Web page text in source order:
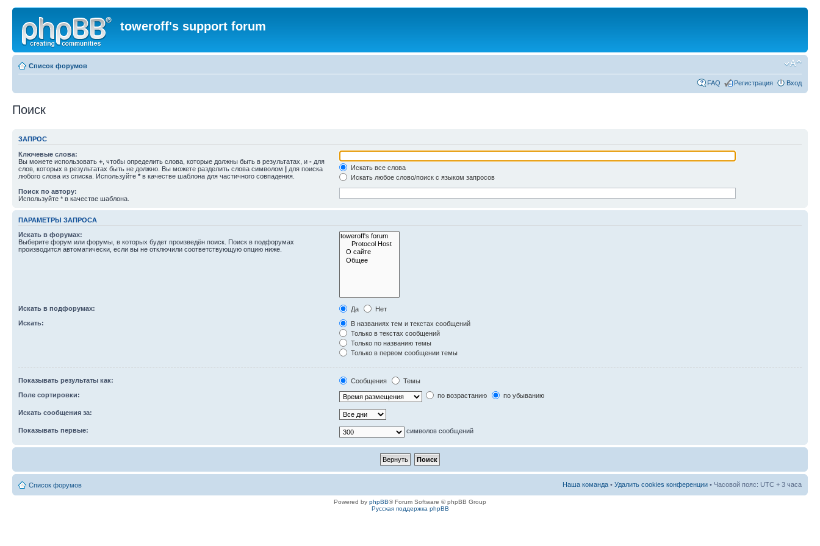
toweroff's support forum
Список форумов
FAQ Регистрация Вход
Поиск
ЗАПРОС
Ключевые слова:
Вы можете использовать + , чтобы определить слова, которые должны быть в результатах, и - для
слов, которых в результатах быть не должно. Вы можете разделить слова символом | для поиска
любого слова из списка. Используйте * в качестве шаблона для частичного совпадения.
Искать все слова
Искать любое слово/поиск с языком запросов
Поиск по автору:
Используйте * в качестве шаблона.
ПАРАМЕТРЫ ЗАПРОСА
Искать в форумах:
Выберите форум или форумы, в которых будет произведён поиск. Поиск в подфорумах
производится автоматически, если вы не отключили соответствующую опцию ниже.
Искать в подфорумах: Да
Нет
Искать:
В названиях тем и текстах сообщений
Только в текстах сообщений
Только по названию темы
Только в первом сообщении темы
Показывать результаты как: Сообщения
Темы
Поле сортировки:
по возрастанию по убыванию
Искать сообщения за:
Показывать первые: символов сообщений
Список форумов Наша команда • Удалить cookies конференции • Часовой пояс: UTC + 3 часа
Powered by phpBB® Forum Software © phpBB Group
Русская поддержка phpBB